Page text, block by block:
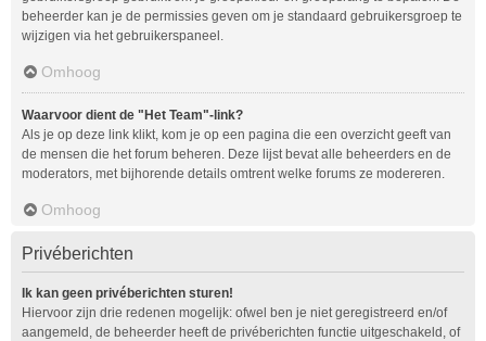
beheerder kan je de permissies geven om je standaard gebruikersgroep te
wijzigen via het gebruikerspaneel.
Omhoog
Waarvoor dient de "Het Team"-link?
Als je op deze link klikt, kom je op een pagina die een overzicht geeft van
de mensen die het forum beheren. Deze lijst bevat alle beheerders en de
moderators, met bijhorende details omtrent welke forums ze modereren.
Omhoog
Privéberichten
Ik kan geen privéberichten sturen!
Hiervoor zijn drie redenen mogelijk: ofwel ben je niet geregistreerd en/of
aangemeld, de beheerder heeft de privéberichten functie uitgeschakeld, of